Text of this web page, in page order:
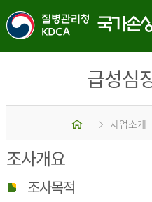
급성심
홈 사업소개
조사개요
조사목적